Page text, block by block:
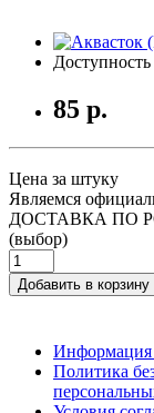
Доступность
85 р.
Цена за штуку
Являемся
ДОСТАВКА ПО
(выбор)
Добавить в корзину
Информация
Политика